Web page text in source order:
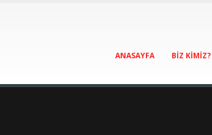
ANASAYFA BİZ KİMİZ?